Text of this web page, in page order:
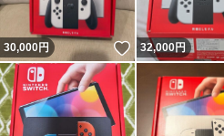
30,000円 いいね！
32,000円